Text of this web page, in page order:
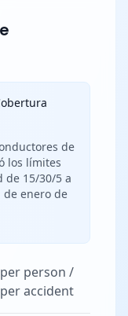
de
los límites
de 15/30/5 a
de enero de
person /
accident